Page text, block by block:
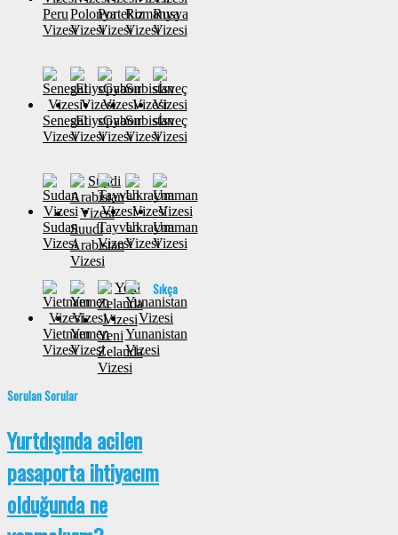
Peru
Vizesi
Polonya
Vizesi
Portekiz
Vizesi
Romanya
Vizesi
Rusya
Vizesi
Senegal
Vizesi
sEtiyopya
Vizesi
sGabon
Vizesi
Sırbistan
Vizesi
sİsveç
Vizesi
Sudan
Vizesi
Suudi
Arabistan
Vizesi
Tayvan
Vizesi
Ukrayna
Vizesi
Umman
Vizesi
Vietnam
Vizesi
Yemen
Vizesi
Yeni
Zelanda
Vizesi
Yunanistan
Vizesi
Sıkça
Sorulan Sorular
Yurtdışında acilen
pasaporta ihtiyacım
olduğunda ne